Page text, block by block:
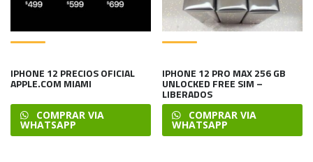
IPHONE 12 PRECIOS OFICIAL
APPLE.COM MIAMI
COMPRAR VIA
WHATSAPP
IPHONE 12 PRO MAX 256 GB
UNLOCKED FREE SIM –
LIBERADOS
COMPRAR VIA
WHATSAPP